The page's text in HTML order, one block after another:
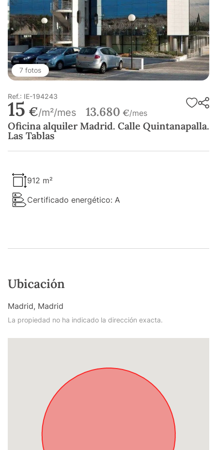
7 fotos
Ref.: IE-194243
15 €/m²/mes 13.680 €/mes
Oficina alquiler Madrid. Calle Quintanapalla.
Las Tablas
912 m²
Certificado energético: A
Ubicación
Madrid, Madrid
La propiedad no ha indicado la dirección exacta.